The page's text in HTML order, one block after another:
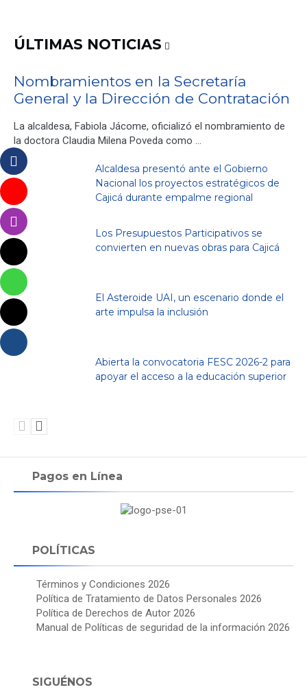
ÚLTIMAS NOTICIAS
Nombramientos en la Secretaría
General y la Dirección de Contratación
La alcaldesa, Fabiola Jácome, oficializó el nombramiento de
la doctora Claudia Milena Poveda como …
Alcaldesa presentó ante el Gobierno
Nacional los proyectos estratégicos de
Cajicá durante empalme regional
Los Presupuestos Participativos se
convierten en nuevas obras para Cajicá
El Asteroide UAI, un escenario donde el
arte impulsa la inclusión
Abierta la convocatoria FESC 2026-2 para
apoyar el acceso a la educación superior
Pagos en Línea
POLÍTICAS
Términos y Condiciones 2026
Política de Tratamiento de Datos Personales 2026
Política de Derechos de Autor 2026
Manual de Políticas de seguridad de la información 2026
SIGUÉNOS